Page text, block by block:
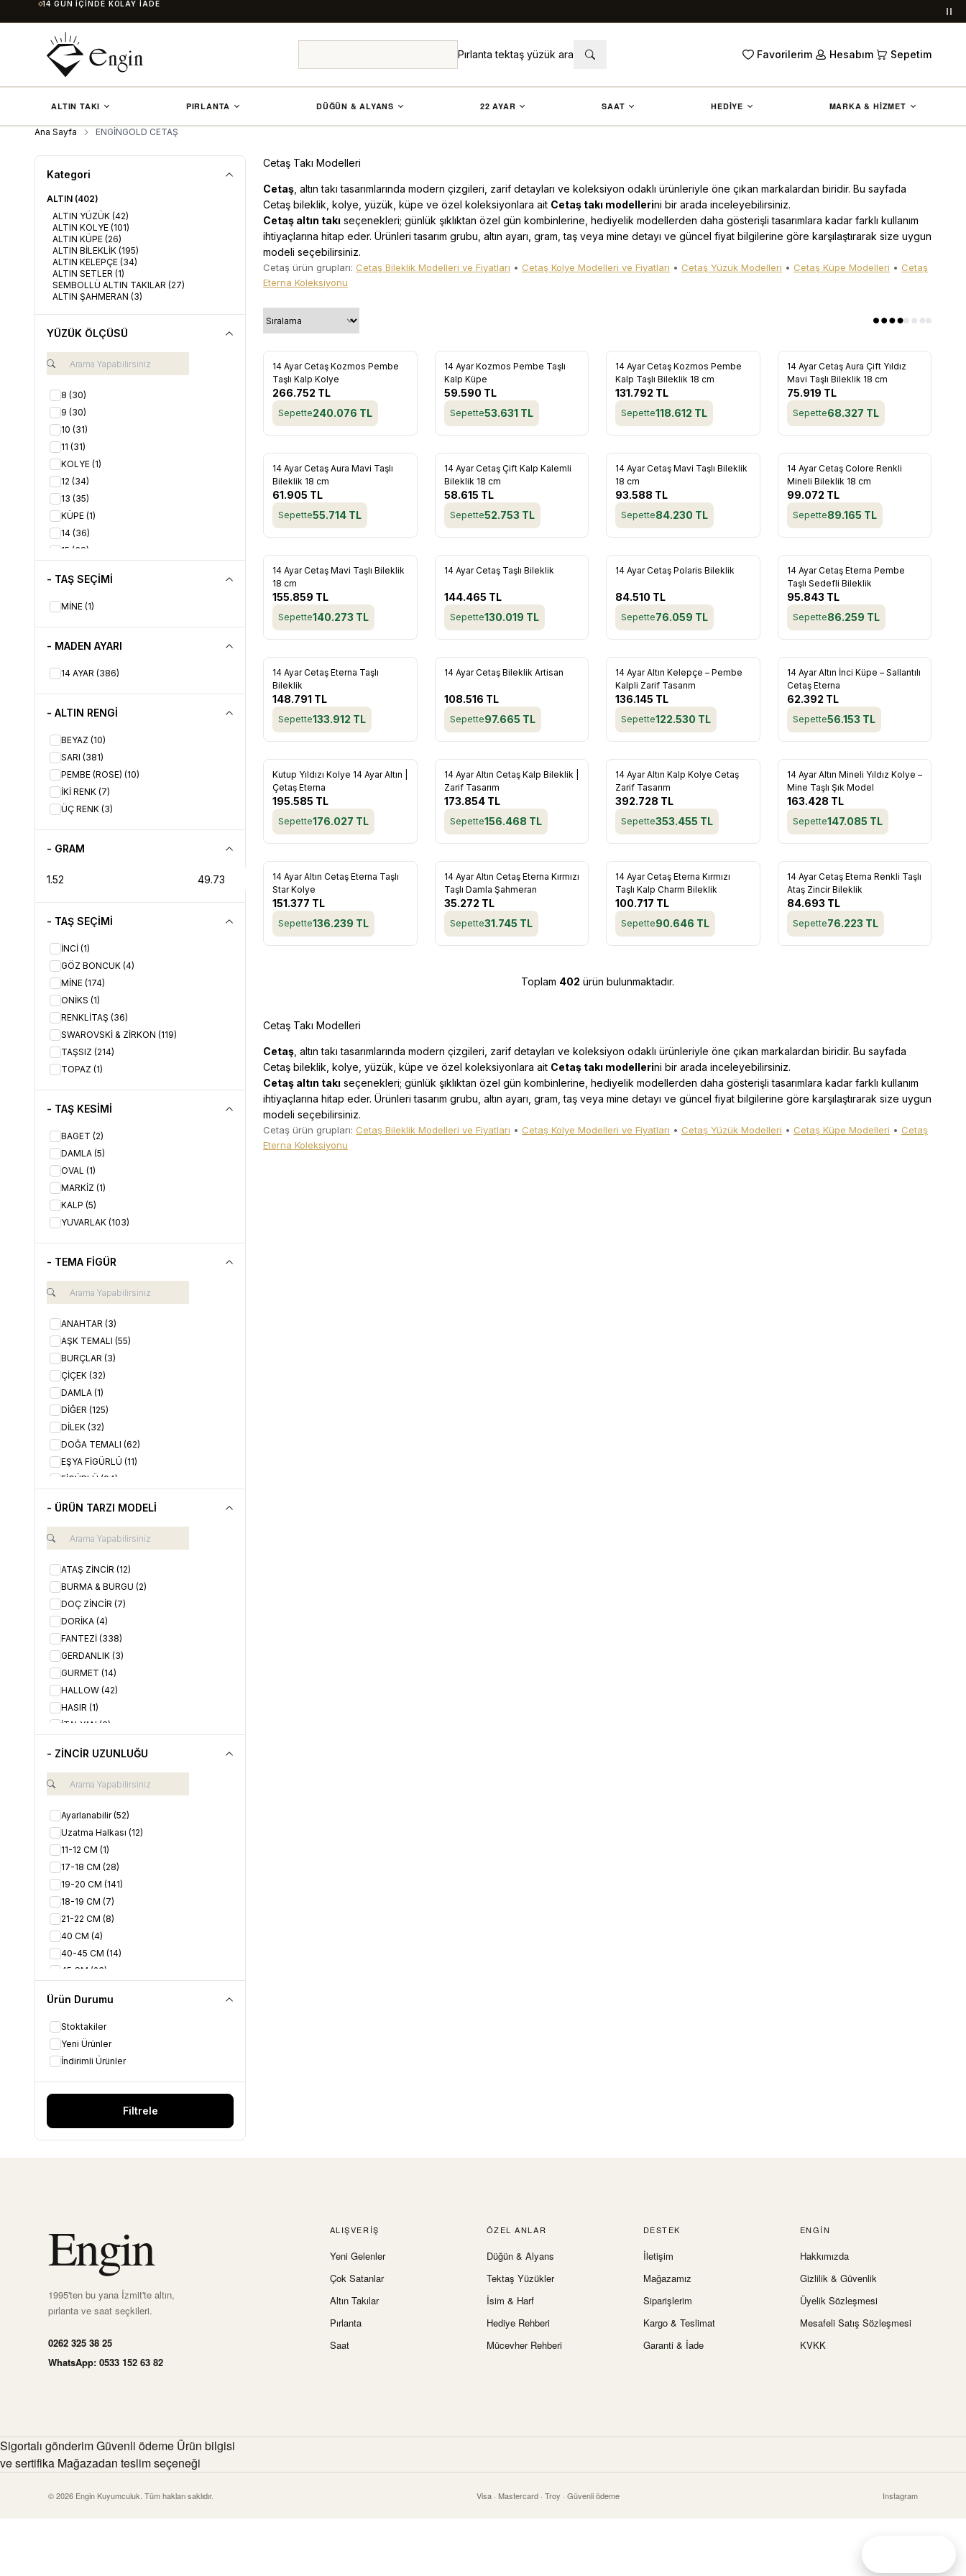
14 GÜN İÇINDE KOLAY İADE
Pırlanta tektaş yüzük ara Favorilerim Hesabım Sepetim
ALTIN TAKI PIRLANTA DÜĞÜN & ALYANS 22 AYAR SAAT HEDİYE MARKA & HİZMET
Ana Sayfa ENGİNGOLD CETAŞ
Kategori
ALTIN (402)
ALTIN YÜZÜK (42)
ALTIN KOLYE (101)
ALTIN KÜPE (26)
ALTIN BİLEKLİK (195)
ALTIN KELEPÇE (34)
ALTIN SETLER (1)
SEMBOLLÜ ALTIN TAKILAR (27)
ALTIN ŞAHMERAN (3)
YÜZÜK ÖLÇÜSÜ
8 (30)
9 (30)
10 (31)
11 (31)
KOLYE (1)
12 (34)
13 (35)
KÜPE (1)
14 (36)
15 (38)
16(35)
17(34)
20(26)
24(26)
25(26)
- TAŞ SEÇİMİ
MİNE (1)
- MADEN AYARI
14 AYAR (386)
- ALTIN RENGİ
BEYAZ (10)
SARI (381)
PEMBE (ROSE) (10)
İKİ RENK (7)
ÜÇ RENK (3)
- GRAM
- TAŞ SEÇİMİ
İNCİ (1)
GÖZ BONCUK (4)
MİNE (174)
ONİKS (1)
RENKLİTAŞ (36)
SWAROVSKİ & ZİRKON (119)
TAŞSIZ (214)
TOPAZ (1)
- TAŞ KESİMİ
BAGET (2)
DAMLA (5)
OVAL (1)
MARKİZ (1)
KALP (5)
YUVARLAK (103)
- TEMA FİGÜR
ANAHTAR (3)
AŞK TEMALI (55)
BURÇLAR (3)
ÇİÇEK (32)
DAMLA (1)
DİĞER (125)
DİLEK (32)
DOĞA TEMALI (62)
EŞYA FİGÜRLÜ (11)
FİGÜRLÜ (94)
GÜNEŞ(1)
HAYVAN FİGÜRLÜ(23)
İSTİRİDYE(1)
KALP(72)
KELEBEK / YUSUFÇUK
KİLİT(41)
NAZAR BONCUĞU
OTANTİK(58)
RENKLİ(84)
ROMEN RAKAMI
SADE (138)
SEVGİ TEMALI
TAŞLI(83)
UĞUR(60)
YAZI & HARF TEMALI(3)
YILDIZ(47)
- ÜRÜN TARZI MODELİ
ATAŞ ZİNCİR (12)
BURMA & BURGU (2)
DOÇ ZİNCİR (7)
DORİKA (4)
FANTEZİ (338)
GERDANLIK (3)
GURMET (14)
HALLOW (42)
HASIR (1)
İTALYAN (6)
KELEPÇE(29)
KOLYE UCU(13)
ÖRGÜ(2)
SALLANTILI(93)
ŞANS(76)
SPOR(198)
TEKTAŞ (4)
TWİN (1)
ZİNCİR(72)
- ZİNCİR UZUNLUĞU
Ayarlanabilir(52)
Uzatma Halkası (12)
11-12 CM (1)
17-18 CM (28)
19-20 CM (141)
18-19 CM (7)
21-22 CM (8)
40 CM (4)
40-45 CM (14)
45 CM (23)
50 CM (10)
50-55 CM(7)
55 CM(6)
60 CM(4)
Ürün Durumu
Stoktakiler
Yeni Ürünler
İndirimli Ürünler
Filtrele
Cetaş Takı Modelleri
Cetaş , altın takı tasarımlarında modern çizgileri, zarif detayları ve koleksiyon odaklı ürünleriyle öne çıkan markalardan biridir. Bu sayfada
Cetaş bileklik, kolye, yüzük, küpe ve özel koleksiyonlara ait Cetaş takı modellerini bir arada inceleyebilirsiniz.
Cetaş altın takı seçenekleri; günlük şıklıktan özel gün kombinlerine, hediyelik modellerden daha gösterişli tasarımlara kadar farklı kullanım
ihtiyaçlarına hitap eder. Ürünleri tasarım grubu, altın ayarı, gram, taş veya mine detayı ve güncel fiyat bilgilerine göre karşılaştırarak size uygun
modeli seçebilirsiniz.
Cetaş ürün grupları: Cetaş Bileklik Modelleri ve Fiyatları • Cetaş Kolye Modelleri ve Fiyatları • Cetaş Yüzük Modelleri • Cetaş Küpe Modelleri • Cetaş
Eterna Koleksiyonu
Yeni
Favorilere Ekle
14 Ayar Cetaş Kozmos Pembe
Taşlı Kalp Kolye
266.752 TL
Sepette240.076 TL
Yeni
Favorilere Ekle
14 Ayar Kozmos Pembe Taşlı
Kalp Küpe
59.590 TL
Sepette53.631 TL
Yeni
Favorilere Ekle
14 Ayar Cetaş Kozmos Pembe
Kalp Taşlı Bileklik 18 cm
131.792 TL
Sepette118.612 TL
Yeni
Favorilere Ekle
14 Ayar Cetaş Aura Çift Yıldız
Mavi Taşlı Bileklik 18 cm
75.919 TL
Sepette68.327 TL
Yeni
Favorilere Ekle
14 Ayar Cetaş Aura Mavi Taşlı
Bileklik 18 cm
61.905 TL
Sepette55.714 TL
Yeni
Favorilere Ekle
14 Ayar Cetaş Çift Kalp Kalemli
Bileklik 18 cm
58.615 TL
Sepette52.753 TL
Yeni
Favorilere Ekle
14 Ayar Cetaş Mavi Taşlı Bileklik
18 cm
93.588 TL
Sepette84.230 TL
Yeni
Favorilere Ekle
14 Ayar Cetaş Colore Renkli
Mineli Bileklik 18 cm
99.072 TL
Sepette89.165 TL
Yeni
Favorilere Ekle
14 Ayar Cetaş Mavi Taşlı Bileklik
18 cm
155.859 TL
Sepette140.273 TL
Yeni
14 Ayar Cetaş Taşlı Bileklik
144.465 TL
Sepette130.019 TL
Yeni
14 Ayar Cetaş Polaris Bileklik
84.510 TL
Sepette76.059 TL
Yeni
Favorilere Ekle
14 Ayar Cetaş Eterna Pembe
Taşlı Sedefli Bileklik
95.843 TL
Sepette86.259 TL
Yeni
Favorilere Ekle
14 Ayar Cetaş Eterna Taşlı
Bileklik
148.791 TL
Sepette133.912 TL
Yeni
14 Ayar Cetaş Bileklik Artisan
108.516 TL
Sepette97.665 TL
Favorilere Ekle
14 Ayar Altın Kelepçe – Pembe
Kalpli Zarif Tasarım
136.145 TL
Sepette122.530 TL
Favorilere Ekle
14 Ayar Altın İnci Küpe – Sallantılı
Cetaş Eterna
62.392 TL
Sepette56.153 TL
Favorilere Ekle
Kutup Yıldızı Kolye 14 Ayar Altın |
Çetaş Eterna
195.585 TL
Sepette176.027 TL
Favorilere Ekle
14 Ayar Altın Cetaş Kalp Bileklik |
Zarif Tasarım
173.854TL
Sepette156.468 TL
Favorilere Ekle
14 Ayar Altın Kalp Kolye Cetaş
Zarif Tasarım
392.728 TL
Sepette353.455 TL
Favorilere Ekle
14 Ayar Altın Mineli Yıldız Kolye –
Mine Taşlı Şık Model
163.428 TL
Sepette147.085 TL
Favorilere Ekle
14 Ayar Altın Cetaş Eterna Taşlı
Star Kolye
151.377 TL
Sepette136.239 TL
Favorilere Ekle
14 Ayar Altın Cetaş Eterna Kırmızı
Taşlı Damla Şahmeran
35.272 TL
Sepette31.745 TL
Favorilere Ekle
14 Ayar Cetaş Eterna Kırmızı
Taşlı Kalp Charm Bileklik
100.717 TL
Sepette90.646 TL
Favorilere Ekle
14 Ayar Cetaş Eterna Renkli Taşlı
Ataş Zincir Bileklik
84.693 TL
Sepette76.223 TL
Toplam 402 ürün bulunmaktadır.
Cetaş Takı Modelleri
Cetaş , altın takı tasarımlarında modern çizgileri, zarif detayları ve koleksiyon odaklı ürünleriyle öne çıkan markalardan biridir. Bu sayfada
Cetaş bileklik, kolye, yüzük, küpe ve özel koleksiyonlara ait Cetaş takı modellerini bir arada inceleyebilirsiniz.
Cetaş altın takı seçenekleri; günlük şıklıktan özel gün kombinlerine, hediyelik modellerden daha gösterişli tasarımlara kadar farklı kullanım
ihtiyaçlarına hitap eder. Ürünleri tasarım grubu, altın ayarı, gram, taş veya mine detayı ve güncel fiyat bilgilerine göre karşılaştırarak size uygun
modeli seçebilirsiniz.
Cetaş ürün grupları: Cetaş Bileklik Modelleri ve Fiyatları • Cetaş Kolye Modelleri ve Fiyatları • Cetaş Yüzük Modelleri • Cetaş Küpe Modelleri • Cetaş
Eterna Koleksiyonu
Engin
1995'ten bu yana İzmit'te altın,
pırlanta ve saat seçkileri.
0262 325 38 25
WhatsApp: 0533 152 63 82
ALIŞVERIŞ
Yeni Gelenler
Çok Satanlar
Altın Takılar
Pırlanta
Saat
ÖZEL ANLAR
Düğün & Alyans
Tektaş Yüzükler
İsim & Harf
Hediye Rehberi
Mücevher Rehberi
DESTEK
İletişim
Mağazamız
Siparişlerim
Kargo & Teslimat
Garanti & İade
ENGIN
Hakkımızda
Gizlilik & Güvenlik
Üyelik Sözleşmesi
Mesafeli Satış Sözleşmesi
KVKK
Sigortalı gönderim Güvenli ödeme Ürün bilgisi
ve sertifika Mağazadan teslim seçeneği
© 2026 Engin Kuyumculuk. Tüm hakları saklıdır. Visa · Mastercard · Troy · Güvenli ödeme Instagram